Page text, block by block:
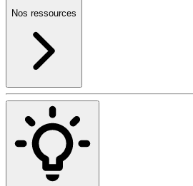
Nos ressources